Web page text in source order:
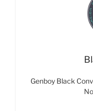
Part
Genboy Black